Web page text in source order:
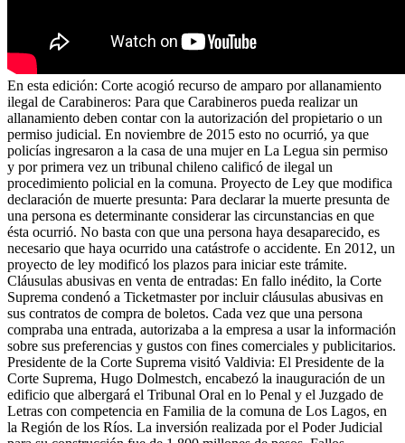
En esta edición: Corte acogió recurso de amparo por allanamiento
ilegal de Carabineros: Para que Carabineros pueda realizar un
allanamiento deben contar con la autorización del propietario o un
permiso judicial. En noviembre de 2015 esto no ocurrió, ya que
policías ingresaron a la casa de una mujer en La Legua sin permiso
y por primera vez un tribunal chileno calificó de ilegal un
procedimiento policial en la comuna. Proyecto de Ley que modifica
declaración de muerte presunta: Para declarar la muerte presunta de
una persona es determinante considerar las circunstancias en que
ésta ocurrió. No basta con que una persona haya desaparecido, es
necesario que haya ocurrido una catástrofe o accidente. En 2012, un
proyecto de ley modificó los plazos para iniciar este trámite.
Cláusulas abusivas en venta de entradas: En fallo inédito, la Corte
Suprema condenó a Ticketmaster por incluir cláusulas abusivas en
sus contratos de compra de boletos. Cada vez que una persona
compraba una entrada, autorizaba a la empresa a usar la información
sobre sus preferencias y gustos con fines comerciales y publicitarios.
Presidente de la Corte Suprema visitó Valdivia: El Presidente de la
Corte Suprema, Hugo Dolmestch, encabezó la inauguración de un
edificio que albergará el Tribunal Oral en lo Penal y el Juzgado de
Letras con competencia en Familia de la comuna de Los Lagos, en
la Región de los Ríos. La inversión realizada por el Poder Judicial